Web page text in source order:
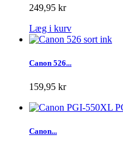
249,95 kr
Læg i kurv
Canon 526...
159,95 kr
Canon...